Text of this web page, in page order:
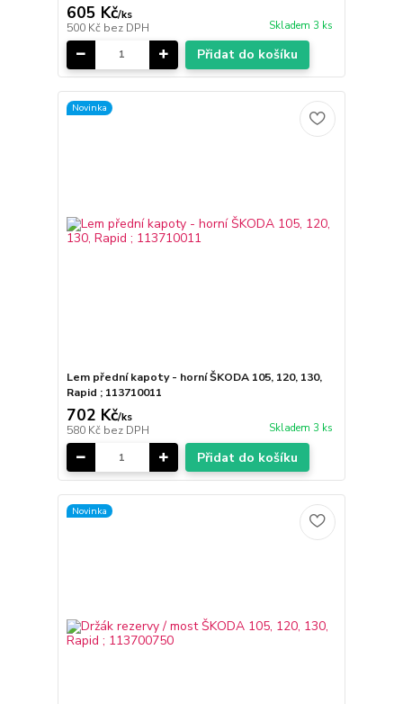
605 Kč/ks
500 Kč bez DPH Skladem 3 ks
Přidat do košíku
Novinka
Lem přední kapoty - horní ŠKODA 105, 120, 130,
Rapid ; 113710011
702 Kč/ks
580 Kč bez DPH Skladem 3 ks
Přidat do košíku
Novinka